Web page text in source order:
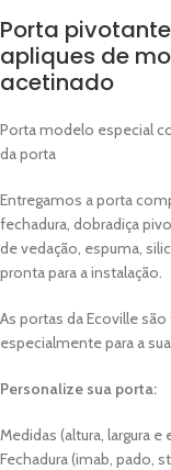
Porta
apliques de
acetinado
Porta modelo especial
da porta
Entregamos a porta
fechadura, dobradiça
de vedação, espuma,
pronta para a instalação.
As portas da Ecoville
especialmente para a
Personalize sua porta:
Medidas (altura, largura e
Fechadura (imab, pado,